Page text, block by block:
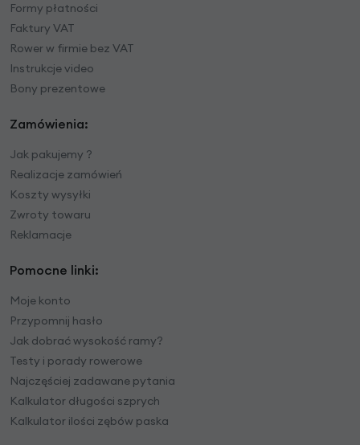
Formy płatności
Faktury VAT
Rower w firmie bez VAT
Instrukcje video
Bony prezentowe
Zamówienia:
Jak pakujemy ?
Realizacje zamówień
Koszty wysyłki
Zwroty towaru
Reklamacje
Pomocne linki:
Moje konto
Przypomnij hasło
Jak dobrać wysokość ramy?
Testy i porady rowerowe
Najczęściej zadawane pytania
Kalkulator długości szprych
Kalkulator ilości zębów paska